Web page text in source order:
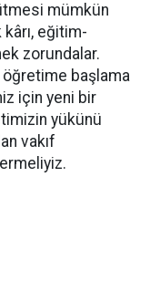
mümkün
eğitim-
zorundalar.
öğretime başlama
için yeni bir
yükünü
vakıf